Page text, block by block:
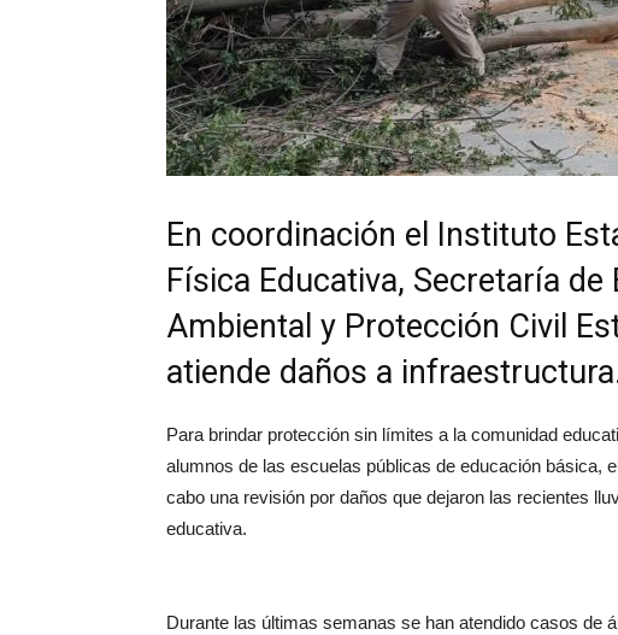
En coordinación el Instituto
Física Educativa, Secretaría de
Ambiental y Protección Civil
atiende daños a
Para brindar protección sin límites a la comunidad
alumnos de las escuelas públicas de educación básica,
cabo una revisión por daños que dejaron las recientes
educativa.
Durante las últimas semanas se han atendido casos de